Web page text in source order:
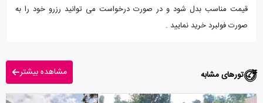
قیمت مناسب بدل شود و در صورت درخواست می توانید رزرو خود را به
صورت فولبرد خرید نمایید .
تورهای مشابه مشاهده بیشتر